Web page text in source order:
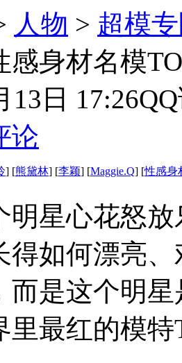
人物 > 超模
感身材名模
13日 17:26
论
] [熊黛林] [李颖] [Maggie.Q] [性感身
明星心花怒
得如何漂亮
而是这个明
里最红的模特